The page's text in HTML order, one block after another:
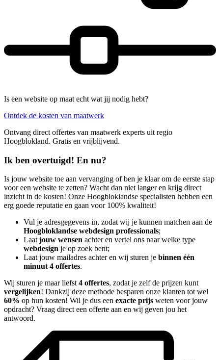
Is een website op maat echt wat jij nodig hebt?
Ontdek de kosten van maatwerk
Ontvang direct offertes van maatwerk experts uit regio
Hoogblokland. Gratis en vrijblijvend.
Ik ben overtuigd! En nu?
Is jouw website toe aan vervanging of ben je klaar om de eerste stap
voor een website te zetten? Wacht dan niet langer en krijg direct
inzicht in de kosten! Onze Hoogbloklandse specialisten hebben een
erg goede reputatie en gaan voor 100% kwaliteit!
Vul je adresgegevens in, zodat wij je kunnen matchen aan de
Hoogbloklandse webdesign professionals;
Laat jouw wensen achter en vertel ons naar welke type
webdesign je op zoek bent;
Laat jouw mailadres achter en wij sturen je binnen één
minuut 4 offertes.
Wij sturen je maar liefst 4 offertes, zodat je zelf de prijzen kunt
vergelijken! Dankzij deze methode besparen onze klanten tot wel
60% op hun kosten! Wil je dus een exacte prijs weten voor jouw
opdracht? Vraag direct een offerte aan en wij geven jou het
antwoord.